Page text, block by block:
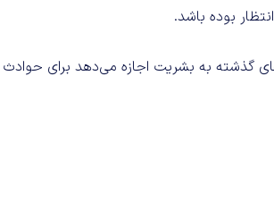
بوده باشد.
گذشته به بشریت اجازه می‌دهد برای حوادث